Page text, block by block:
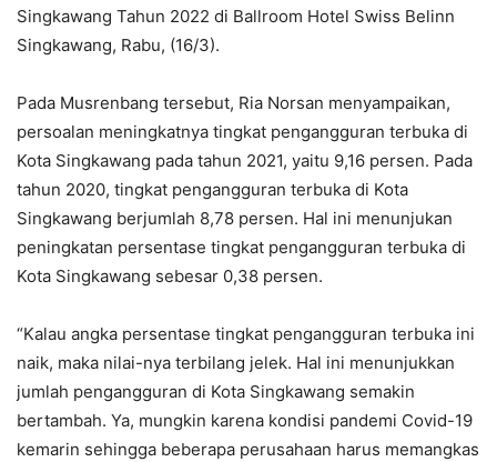
Singkawang Tahun 2022 di Ballroom Hotel Swiss Belinn
Singkawang, Rabu, (16/3).
Pada Musrenbang tersebut, Ria Norsan menyampaikan,
persoalan meningkatnya tingkat pengangguran terbuka di
Kota Singkawang pada tahun 2021, yaitu 9,16 persen. Pada
tahun 2020, tingkat pengangguran terbuka di Kota
Singkawang berjumlah 8,78 persen. Hal ini menunjukan
peningkatan persentase tingkat pengangguran terbuka di
Kota Singkawang sebesar 0,38 persen.
“Kalau angka persentase tingkat pengangguran terbuka ini
naik, maka nilai-nya terbilang jelek. Hal ini menunjukkan
jumlah pengangguran di Kota Singkawang semakin
bertambah. Ya, mungkin karena kondisi pandemi Covid-19
kemarin sehingga beberapa perusahaan harus memangkas